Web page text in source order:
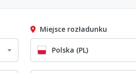
Miejsce rozładunku
Polska (PL)